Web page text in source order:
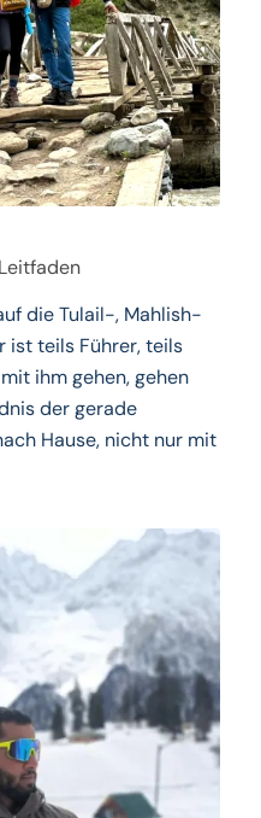
die Tulail-, Mahlish-
ist teils Führer, teils
ihm gehen, gehen
der gerade
Hause, nicht nur mit